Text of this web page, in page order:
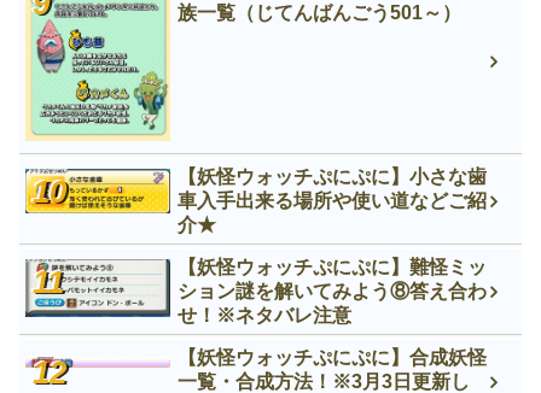
族一覧（じてんばんごう501～）
【妖怪ウォッチぷにぷに】小さな歯
車入手出来る場所や使い道などご紹
介★
【妖怪ウォッチぷにぷに】難怪ミッ
ション謎を解いてみよう⑧答え合わ
せ！※ネタバレ注意
【妖怪ウォッチぷにぷに】合成妖怪
一覧・合成方法！※3月3日更新し